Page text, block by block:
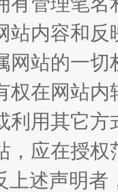
站内容和
网站的一
权在网站
利用其它
，应在授
上述声明